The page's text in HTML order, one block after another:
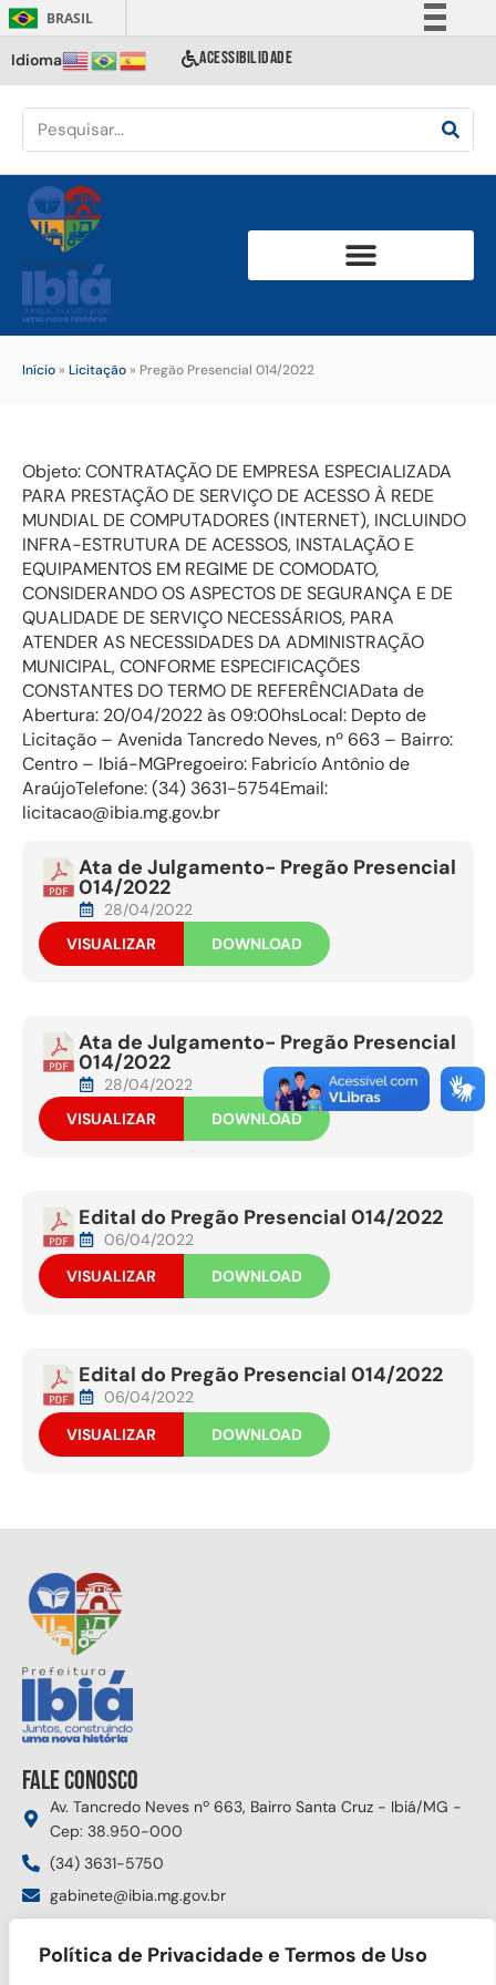
Política de Privacidade e Termos de Uso
BRASIL
Comunica BR
Acesso à informação
Idioma ACESSIBILIDADE
Início » Licitação » Pregão Presencial 014/2022
Objeto: CONTRATAÇÃO DE EMPRESA ESPECIALIZADA
PARA PRESTAÇÃO DE SERVIÇO DE ACESSO À REDE
MUNDIAL DE COMPUTADORES (INTERNET), INCLUINDO
INFRA-ESTRUTURA DE ACESSOS, INSTALAÇÃO E
EQUIPAMENTOS EM REGIME DE COMODATO,
CONSIDERANDO OS ASPECTOS DE SEGURANÇA E DE
QUALIDADE DE SERVIÇO NECESSÁRIOS, PARA
ATENDER AS NECESSIDADES DA ADMINISTRAÇÃO
MUNICIPAL, CONFORME ESPECIFICAÇÕES
CONSTANTES DO TERMO DE REFERÊNCIAData de
Abertura: 20/04/2022 às 09:00hsLocal: Depto de
Licitação – Avenida Tancredo Neves, nº 663 – Bairro:
Centro – Ibiá-MGPregoeiro: Fabricío Antônio de
AraújoTelefone: (34) 3631-5754Email:
licitacao@ibia.mg.gov.br
Ata de Julgamento- Pregão Presencial
014/2022
28/04/2022
VISUALIZAR
DOWNLOAD
Ata de Julgamento- Pregão Presencial
014/2022
28/04/2022
VISUALIZAR
DOWNLOAD
Edital do Pregão Presencial 014/2022
06/04/2022
VISUALIZAR
DOWNLOAD
Edital do Pregão Presencial 014/2022
06/04/2022
VISUALIZAR
DOWNLOAD
Fale conosco
Av. Tancredo Neves nº 663, Bairro Santa Cruz - Ibiá/MG -
Cep: 38.950-000
(34) 3631-5750
gabinete@ibia.mg.gov.br
Siga nas redes sociais